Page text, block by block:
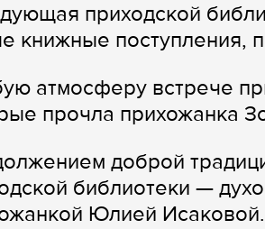
приходской
книжные поступления,
атмосферу встрече
прочла прихожанка
доброй
библиотеки —
Юлией Исаковой.